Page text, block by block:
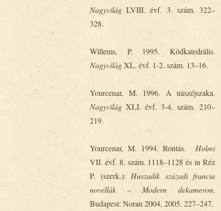
Nagyvilág LVIII. évf. 3. szám. 322‒
328.
Willems, P. 1995. Ködkatedrális.
NagyvilágXL. évf. 1-2. szám. 13‒16.
Yourcenar, M. 1996. A nászéjszaka.
Nagyvilág XLI. évf. 3-4. szám. 210‒
219.
Yourcenar, M. 1994. Rontás. Holmi
VII. évf. 8. szám. 1118‒1128 és in Réz
P. (szerk.): Huszadik századi francia
novellák ‒ Modern dekameron.
Budapest: Noran 2004, 2005. 227‒247.